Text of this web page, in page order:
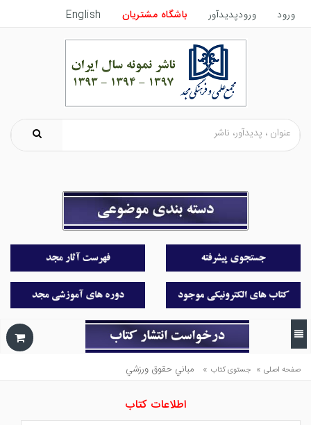
ورود ورودپدیدآور باشگاه مشتریان English
صفحه اصلی » جستوی کتاب » مباني حقوق ورزشي
اطلاعات کتاب